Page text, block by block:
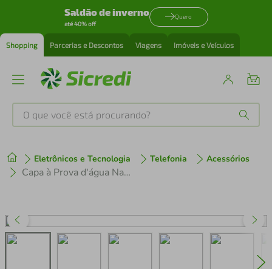
Saldão de inverno
até 40% off
Quero
Shopping Parcerias e Descontos Viagens Imóveis e Veículos
O que você está procurando?
Eletrônicos e Tecnologia Telefonia Acessórios
Capa à Prova d'água Nautical para iPhone 16 Pro - Gshield
1º tenis
perfume